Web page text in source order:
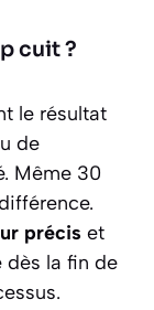
cuit ?
le résultat
de
Même 30
précis et
dès la fin de